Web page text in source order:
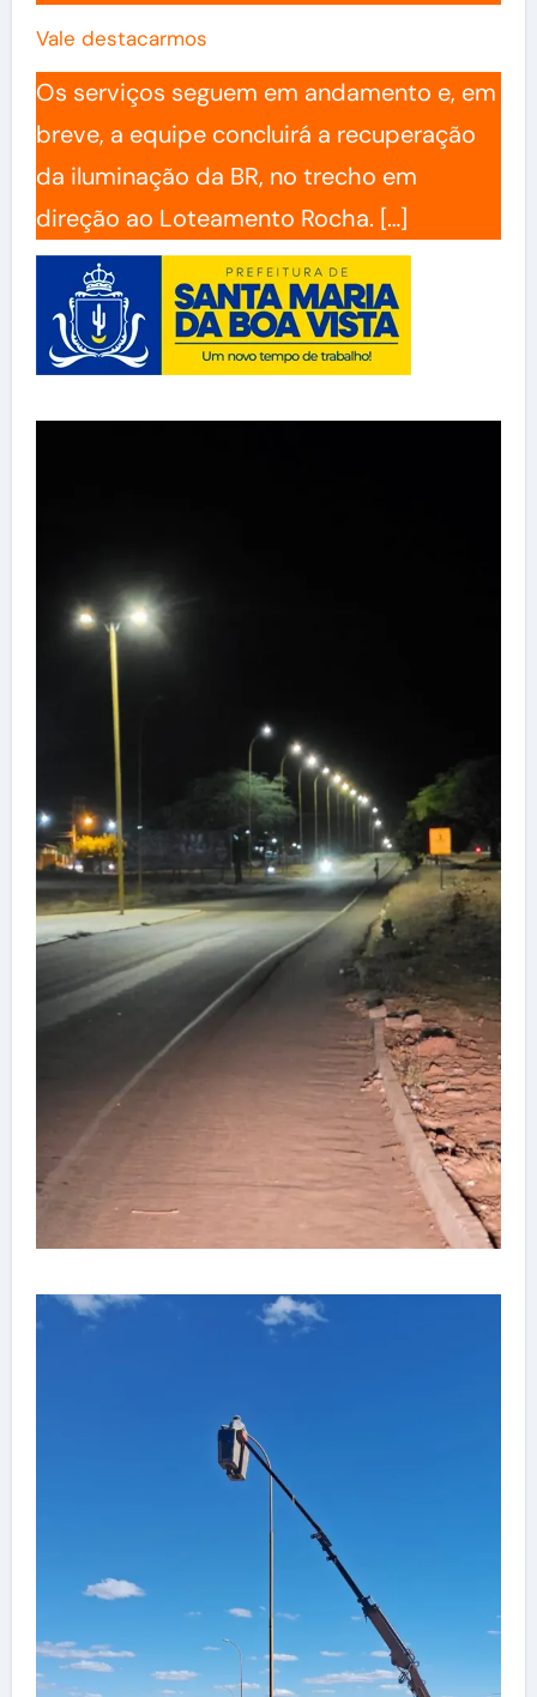
Vale destacarmos
Os serviços seguem em andamento e, em
breve, a equipe concluirá a recuperação
da iluminação da BR, no trecho em
direção ao Loteamento Rocha. […]